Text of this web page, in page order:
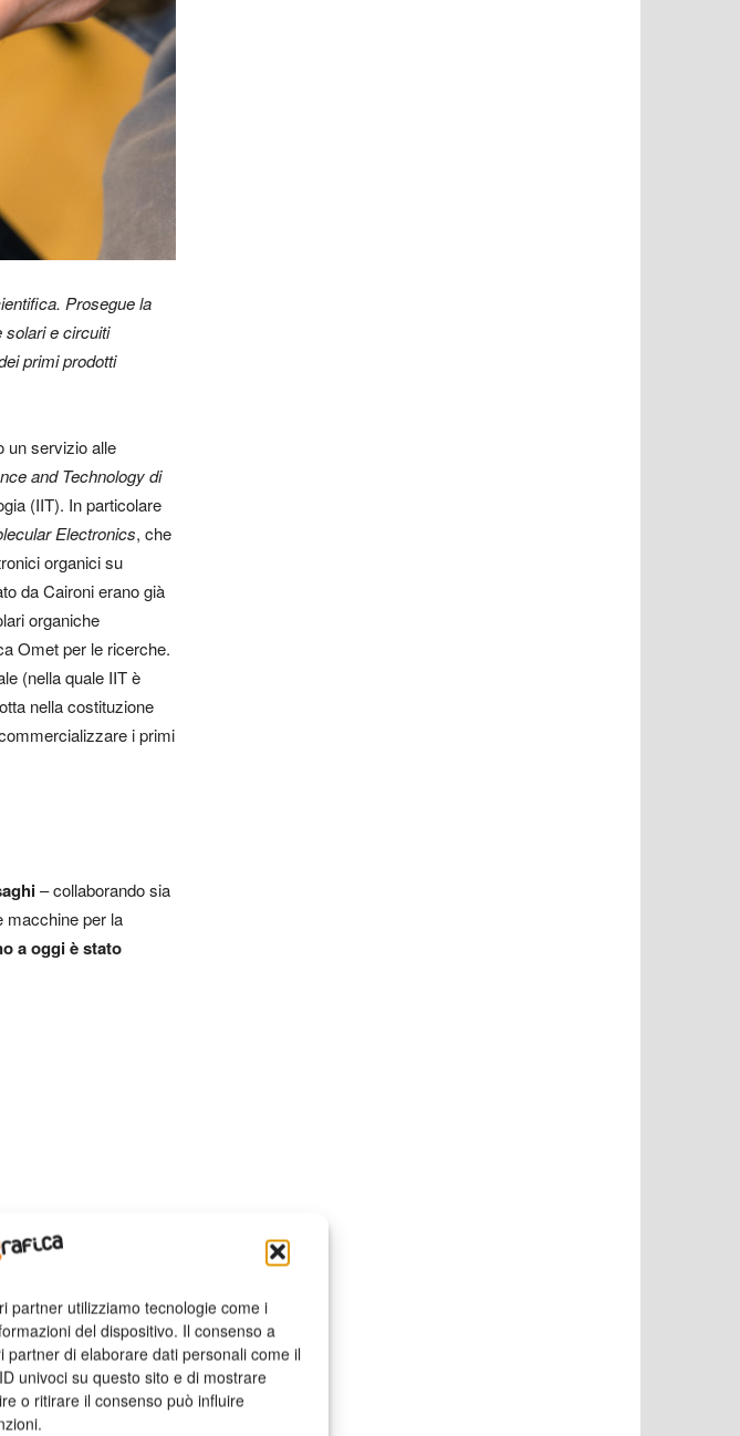
partner utilizziamo tecnologie come i
del dispositivo. Il consenso a
di elaborare dati personali come il
univoci su questo sito e di mostrare
o ritirare il consenso può influire
Prosegue la
solari e circuiti
primi prodotti
un servizio alle
and Technology di
(IIT). In particolare
Electronics, che
organici su
da Caironi erano già
organiche
Omet per le ricerche.
(nella quale IIT è
nella costituzione
i primi
– collaborando sia
macchine per la
a oggi è stato